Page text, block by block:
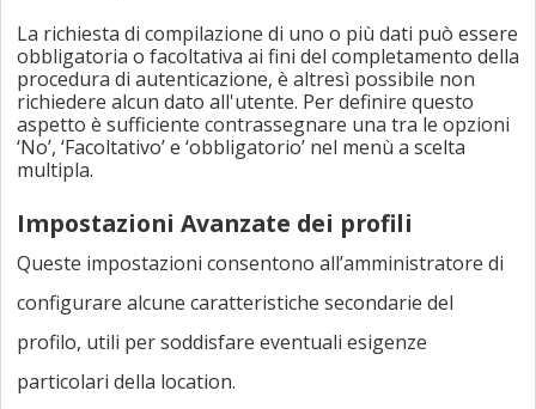
La richiesta di compilazione di uno o più dati può essere
obbligatoria o facoltativa ai fini del completamento della
procedura di autenticazione, è altresì possibile non
richiedere alcun dato all'utente. Per definire questo
aspetto è sufficiente contrassegnare una tra le opzioni
‘No’, ‘Facoltativo’ e ‘obbligatorio’ nel menù a scelta
multipla.
Impostazioni Avanzate dei profili
Queste impostazioni consentono all’amministratore di
configurare alcune caratteristiche secondarie del
profilo, utili per soddisfare eventuali esigenze
particolari della location.